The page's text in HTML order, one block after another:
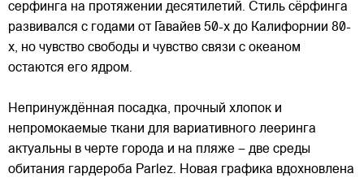
серфинга на протяжении десятилетий. Стиль сёрфинга
развивался с годами от Гавайев 50-х до Калифорнии 80-
х, но чувство свободы и чувство связи с океаном
остаются его ядром.
Непринуждённая посадка, прочный хлопок и
непромокаемые ткани для вариативного лееринга
актуальны в черте города и на пляже – две среды
обитания гардероба Parlez. Новая графика вдохновлена